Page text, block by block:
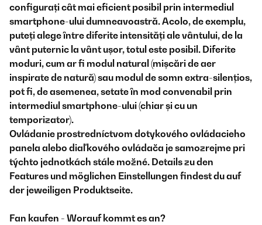
configurați cât mai eficient posibil prin intermediul
smartphone-ului dumneavoastră. Acolo, de exemplu,
puteți alege între diferite intensități ale vântului, de la
vânt puternic la vânt ușor, totul este posibil. Diferite
moduri, cum ar fi modul natural (mișcări de aer
inspirate de natură) sau modul de somn extra-silențios,
pot fi, de asemenea, setate în mod convenabil prin
intermediul smartphone-ului (chiar și cu un
temporizator).
Ovládanie prostredníctvom dotykového ovládacieho
panela alebo diaľkového ovládača je samozrejme pri
týchto jednotkách stále možné. Details zu den
Features und möglichen Einstellungen findest du auf
der jeweiligen Produktseite.
Fan kaufen - Worauf kommt es an?